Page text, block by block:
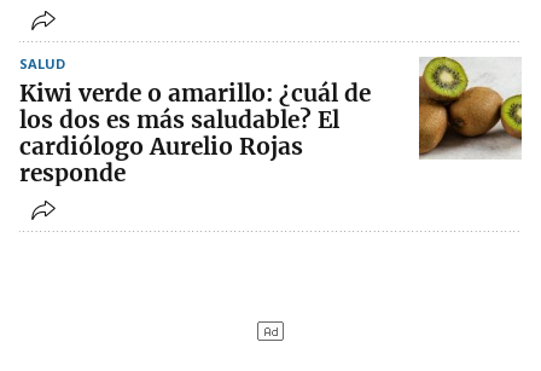
SALUD
Kiwi verde o amarillo: ¿cuál de
los dos es más saludable? El
cardiólogo Aurelio Rojas
responde